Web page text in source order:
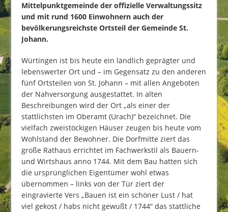
Mittelpunktgemeinde der offizielle Verwaltungssitz
und mit rund 1600 Einwohnern auch der
bevölkerungsreichste Ortsteil der Gemeinde St.
Johann.
Würtingen ist bis heute ein ländlich geprägter und
lebenswerter Ort und – im Gegensatz zu den anderen
fünf Ortsteilen von St. Johann – mit allen Angeboten
der Nahversorgung ausgestattet. In alten
Beschreibungen wird der Ort „als einer der
stattlichsten im Oberamt (Urach)“ bezeichnet. Die
vielfach zweistöckigen Häuser zeugen bis heute vom
Wohlstand der Bewohner. Die Dorfmitte ziert das
große Rathaus errichtet im Fachwerkstil als Bauern-
und Wirtshaus anno 1744. Mit dem Bau hatten sich
die ursprünglichen Eigentümer wohl etwas
übernommen – links von der Tür ziert der
eingravierte Vers „Bauen ist ein schöner Lust / hat
viel gekost / habs nicht gewußt / 1744“ das stattliche